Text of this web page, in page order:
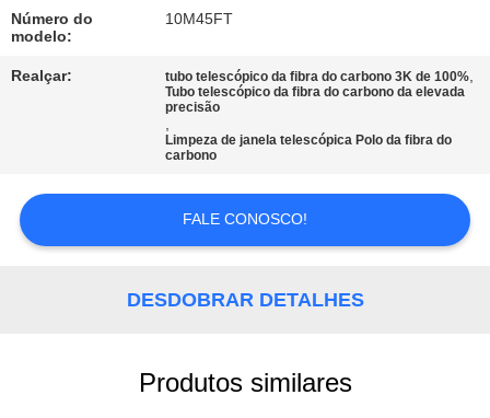
NOS
PEÇA
MAPA
DO
Número do
modelo:
10M45FT
Realçar: tubo telescópico da fibra do carbono 3K de 100%,
Tubo telescópico da fibra do carbono da elevada
precisão
,
Limpeza de janela telescópica Polo da fibra do
carbono
FALE CONOSCO!
DESDOBRAR DETALHES
Produtos similares